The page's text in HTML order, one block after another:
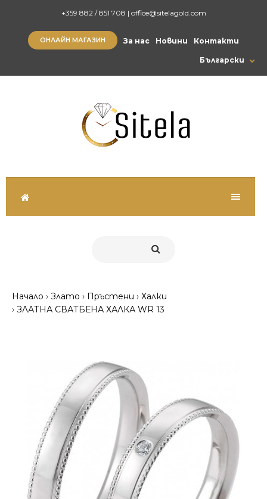
+359 882 / 851 708 | office@sitelagold.com
Български
ОНЛАЙН МАГАЗИН За нас Новини Контакти
Начало Злато Пръстени
Халки
ЗЛАТНА СВАТБЕНА ХАЛКА WR 13